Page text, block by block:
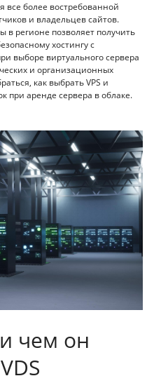
все более востребованной
и владельцев сайтов.
в регионе позволяет получить
хостингу с
выборе виртуального сервера
и организационных
как выбрать VPS и
при аренде сервера в облаке.
чем он